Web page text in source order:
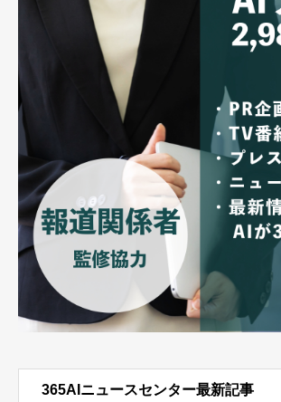
365AIニュースセンター最新記事